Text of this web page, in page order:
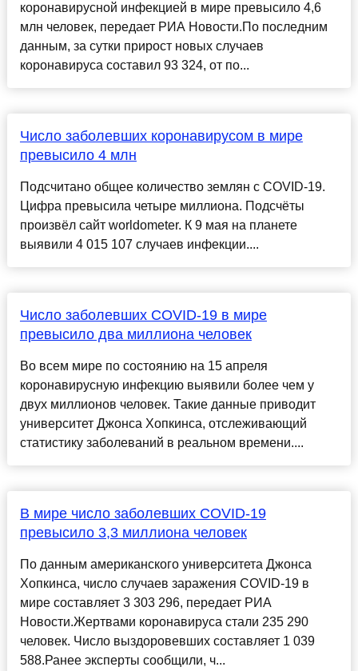
коронавирусной инфекцией в мире превысило 4,6
млн человек, передает РИА Новости.По последним
данным, за сутки прирост новых случаев
коронавируса составил 93 324, от по...
Число заболевших коронавирусом в мире
превысило 4 млн
Подсчитано общее количество землян с COVID-19.
Цифра превысила четыре миллиона. Подсчёты
произвёл сайт worldometer. К 9 мая на планете
выявили 4 015 107 случаев инфекции....
Число заболевших COVID-19 в мире
превысило два миллиона человек
Во всем мире по состоянию на 15 апреля
коронавирусную инфекцию выявили более чем у
двух миллионов человек. Такие данные приводит
университет Джонса Хопкинса, отслеживающий
статистику заболеваний в реальном времени....
В мире число заболевших COVID-19
превысило 3,3 миллиона человек
По данным американского университета Джонса
Хопкинса, число случаев заражения COVID-19 в
мире составляет 3 303 296, передает РИА
Новости.Жертвами коронавируса стали 235 290
человек. Число выздоровевших составляет 1 039
588.Ранее эксперты сообщили, ч...